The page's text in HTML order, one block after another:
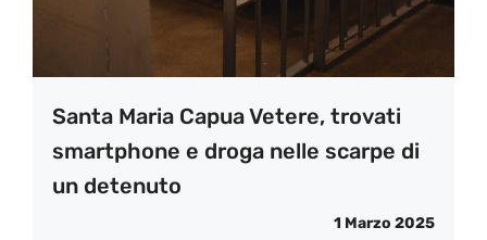
Santa Maria Capua Vetere, trovati
smartphone e droga nelle scarpe di
un detenuto
1 Marzo 2025